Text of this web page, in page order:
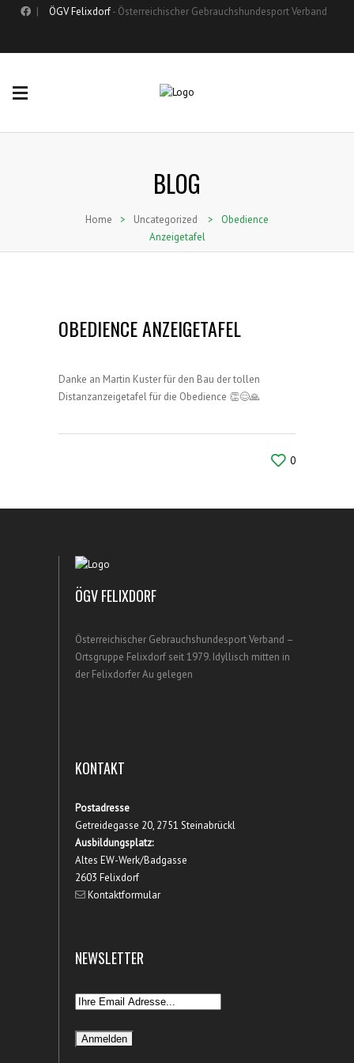
| ÖGV Felixdorf- Österreichischer Gebrauchshundesport Verband
BLOG
Home > Uncategorized >
Obedience
Anzeigetafel
OBEDIENCE ANZEIGETAFEL
Danke an Martin Kuster für den Bau der tollen
Distanzanzeigetafel für die Obedience 👏😊🙏
0
ÖGV FELIXDORF
Österreichischer Gebrauchshundesport Verband –
Ortsgruppe Felixdorf seit 1979. Idyllisch mitten in
der Felixdorfer Au gelegen
KONTAKT
Postadresse
Getreidegasse 20, 2751 Steinabrückl
Ausbildungsplatz:
Altes EW-Werk/Badgasse
2603 Felixdorf
Kontaktformular
NEWSLETTER